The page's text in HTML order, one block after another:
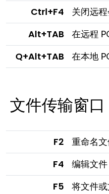
Ctrl+F4
关闭远
Alt+TAB
在远程
Q+Alt+TAB
在本地
文件传输窗口
F2
重命名
F4
编辑文件
F5
将文件